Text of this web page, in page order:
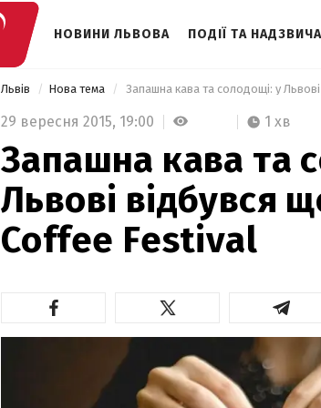
НОВИНИ ЛЬВОВА ПОДІЇ ТА
Львів Нова тема Запашна кава та солодощі: у
29 вересня 2015, 19:00 1 хв
Запашна кава та
Львові відбувся
Coffee Festival